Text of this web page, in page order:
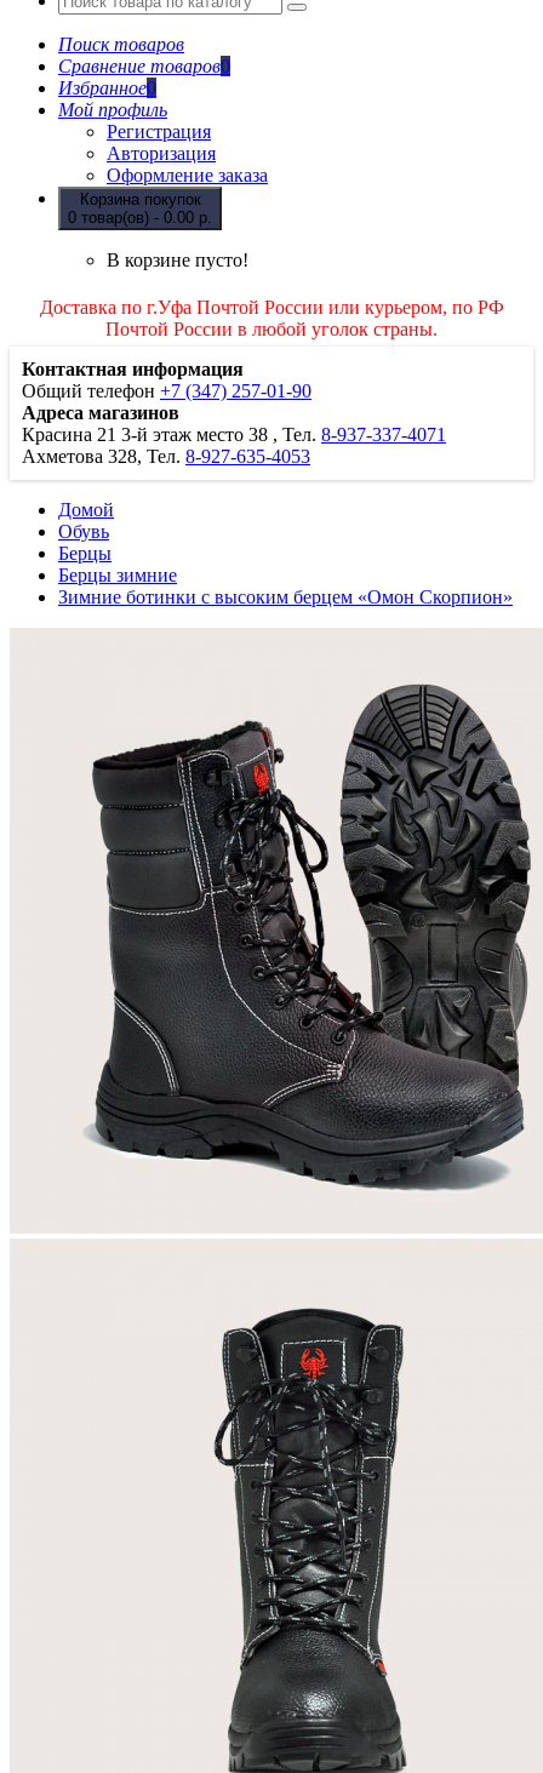
Поиск товаров
Сравнение товаров0
Избранное0
Мой профиль
Регистрация
Авторизация
Оформление заказа
Корзина покупок
0 товар(ов) - 0.00 р.
В корзине пусто!
Доставка по г.Уфа Почтой России или курьером, по РФ
Почтой России в любой уголок страны.
Контактная информация
Общий телефон +7 (347) 257-01-90
Адреса магазинов
Красина 21 3-й этаж место 38 , Тел. 8-937-337-4071
Ахметова 328, Тел. 8-927-635-4053
Домой
Обувь
Берцы
Берцы зимние
Зимние ботинки с высоким берцем «Омон Скорпион»